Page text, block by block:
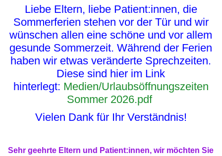
Liebe Eltern, liebe Patient:innen, die
Sommerferien stehen vor der Tür und wir
wünschen allen eine schöne und vor allem
gesunde Sommerzeit. Während der Ferien
haben wir etwas veränderte Sprechzeiten.
Diese sind hier im Link
hinterlegt: Medien/Urlaubsöffnungszeiten
Sommer 2026.pdf
Vielen Dank für Ihr Verständnis!
Sehr geehrte Eltern und Patient:innen, wir möchten Sie